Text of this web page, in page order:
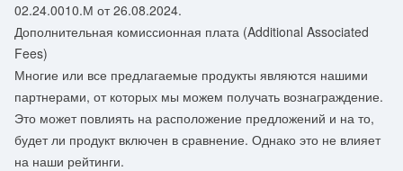
02.24.0010.М от 26.08.2024.
Дополнительная комиссионная плата (Additional Associated
Fees)
Многие или все предлагаемые продукты являются нашими
партнерами, от которых мы можем получать вознаграждение.
Это может повлиять на расположение предложений и на то,
будет ли продукт включен в сравнение. Однако это не влияет
на наши рейтинги.